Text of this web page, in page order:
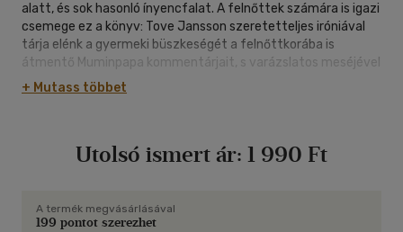
alatt, és sok hasonló ínyencfalat. A felnőttek számára is igazi
csemege ez a könyv: Tove Jansson szeretetteljes iróniával
tárja elénk a gyermeki büszkeségét a felnőttkorába is
átmentő Muminpapa kommentárjait, s varázslatos meséjével
óhatatlanul megidézi mindnyájunk saját ifjúságát annak
megannyi történetével.
+ Mutass többet
Utolsó ismert ár: 1 990 Ft
A termék megvásárlásával
199 pontot szerezhet